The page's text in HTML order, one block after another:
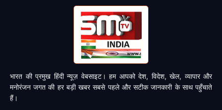
भारत की प्रमुख हिंदी न्यूज़ वेबसाइट। हम आपको देश, विदेश, खेल, व्यापार और
मनोरंजन जगत की हर बड़ी खबर सबसे पहले और सटीक जानकारी के साथ पहुँचाते
हैं।